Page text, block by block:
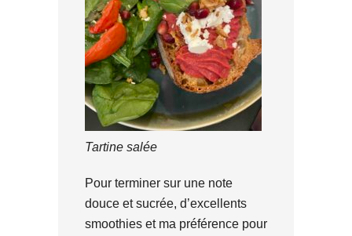
Tartine salée
Pour terminer sur une note
douce et sucrée, d’excellents
smoothies et ma préférence pour